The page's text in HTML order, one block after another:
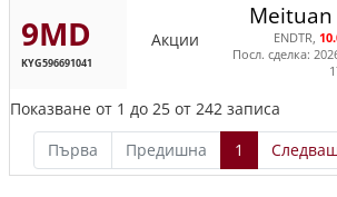
9MD
KYG596691041
Акции
Meituan
ENDTR,
Посл. сделка:
Показване от 1 до 25 от 242 записа
Първа
Предишна 1